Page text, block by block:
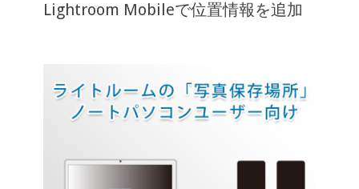
Lightroom Mobileで位置情報を追加